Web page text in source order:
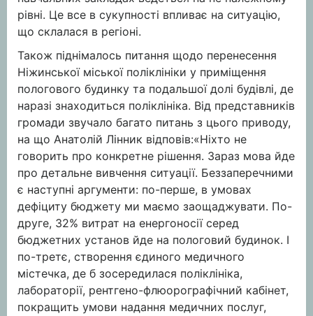
рівні. Це все в сукупності впливає на ситуацію,
що склалася в регіоні.
Також піднімалось питання щодо перенесення
Ніжинської міської поліклініки у приміщення
пологового будинку та подальшої долі будівлі, де
наразі знаходиться поліклініка. Від представників
громади звучало багато питань з цього приводу,
на що Анатолій Лінник відповів:«Ніхто не
говорить про конкретне рішення. Зараз мова йде
про детальне вивчення ситуації. Беззаперечними
є наступні аргументи: по-перше, в умовах
дефіциту бюджету ми маємо заощаджувати. По-
друге, 32% витрат на енергоносії серед
бюджетних установ йде на пологовий будинок. І
по-третє, створення єдиного медичного
містечка, де б зосередилася поліклініка,
лабораторії, рентгено-флюорографічний кабінет,
покращить умови надання медичних послуг,